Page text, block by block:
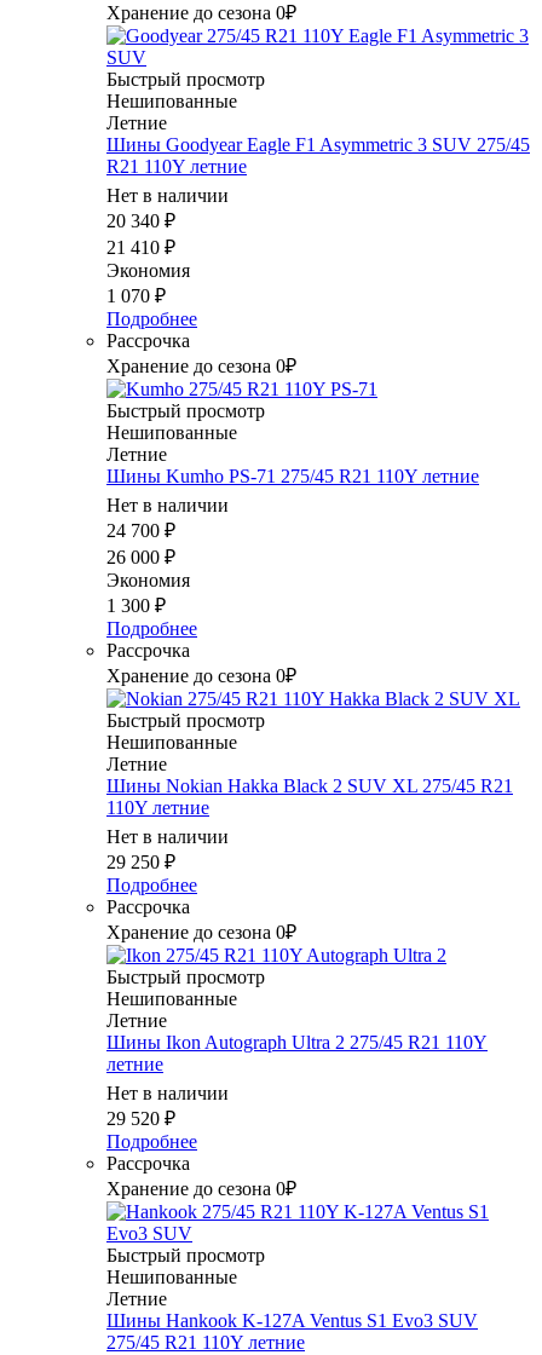
Хранение до сезона 0₽
Быстрый просмотр
Нешипованные
Летние
Шины Goodyear Eagle F1 Asymmetric 3 SUV 275/45
R21 110Y летние
Нет в наличии
20 340 ₽
21 410 ₽
Экономия
1 070 ₽
Подробнее
Рассрочка
Хранение до сезона 0₽
Быстрый просмотр
Нешипованные
Летние
Шины Kumho PS-71 275/45 R21 110Y летние
Нет в наличии
24 700 ₽
26 000 ₽
Экономия
1 300 ₽
Подробнее
Рассрочка
Хранение до сезона 0₽
Быстрый просмотр
Нешипованные
Летние
Шины Nokian Hakka Black 2 SUV XL 275/45 R21
110Y летние
Нет в наличии
29 250 ₽
Подробнее
Рассрочка
Хранение до сезона 0₽
Быстрый просмотр
Нешипованные
Летние
Шины Ikon Autograph Ultra 2 275/45 R21 110Y
летние
Нет в наличии
29 520 ₽
Подробнее
Рассрочка
Хранение до сезона 0₽
Быстрый просмотр
Нешипованные
Летние
Шины Hankook K-127A Ventus S1 Evo3 SUV
275/45 R21 110Y летние